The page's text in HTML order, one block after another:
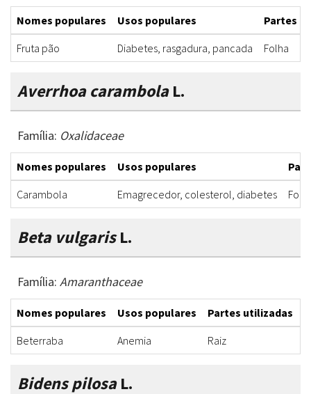
Nomes populares Usos populares
Partes
Fruta pão
Diabetes, rasgadura, pancada Folha
Averrhoa carambolaL.
Família: Oxalidaceae
Nomes populares Usos populares
Carambola
Emagrecedor, colesterol, diabetes
Beta vulgarisL.
Família: Amaranthaceae
Nomes populares Usos populares Partes utilizadas
Beterraba
Anemia Raiz
Bidens pilosaL.